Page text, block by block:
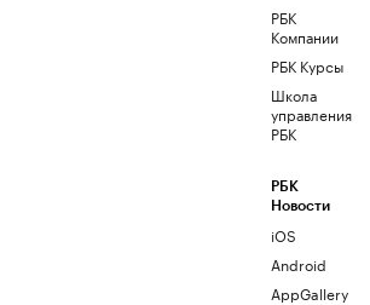
РБК
Компании
РБК Курсы
Школа
управления
РБК
РБК
Новости
iOS
Android
AppGallery